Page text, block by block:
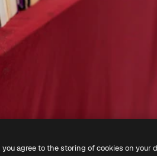
you agree to the storing of cookies on your